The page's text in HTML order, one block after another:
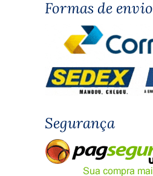
Formas de envio
Segurança